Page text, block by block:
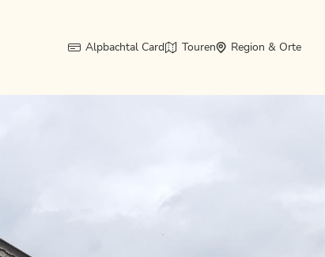
Alpbachtal Card Touren Region & Orte